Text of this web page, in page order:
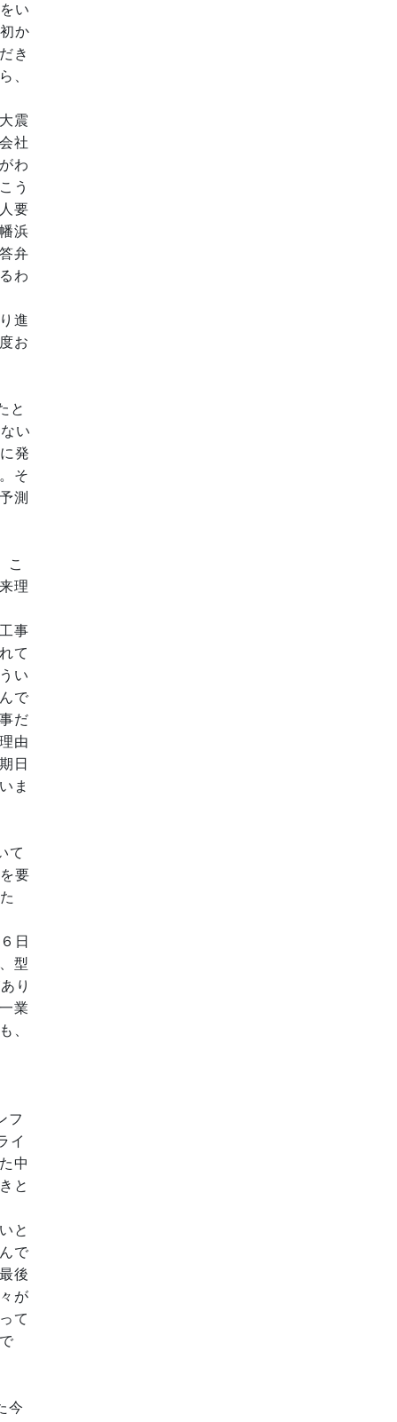
い
か
き
、
震
社
わ
う
要
浜
弁
わ
進
お
と
い
発
そ
測
こ
理
事
て
い
で
だ
由
日
ま
て
要
日
型
り
業
、
フ
イ
中
と
と
で
後
が
て
今